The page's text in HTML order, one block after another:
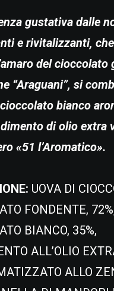
gustativa dalle
e rivitalizzanti,
del cioccolato
“Araguani”, si
bianco
di olio extra
«51 l’Aromatico».
UOVA DI
FONDENTE,
BIANCO, 35%,
ALL’OLIO
ALLO